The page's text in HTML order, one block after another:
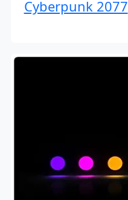
Cyberpunk 2077